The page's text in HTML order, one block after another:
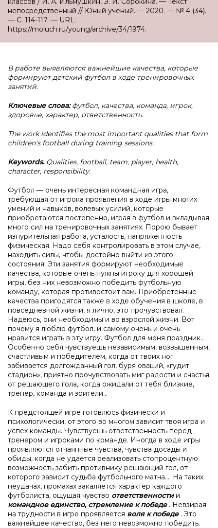
непосредственный // Юный ученый. — 2020. — № 4 (34).
— С. 114-117. — URL:
https://moluch.ru/young/archive/34/1974.
В работе выявляются важнейшие качества, которые
формируют детский футбол в ходе тренировочных
занятий.
Ключевые слова:футбол, качества, команда, игрок,
здоровье, характер, ответственность.
The work identifies the most important qualities that form
children's football during training sessions.
Keywords. Qualities, football, team, player, health,
character, responsibility.
Футбол — очень интересная командная игра,
требующая от игрока проявления в ходе игры многих
умений и навыков, волевых усилий, которые
приобретаются постепенно, играя в футбол и вкладывая
много сил на тренировочных занятиях. Порою бывает
изнурительная работа, усталость, напряженность
физическая. Надо себя контролировать в этом случае,
находить силы, чтобы достойно выйти из этого
состояния. Эти занятия формируют необходимые
качества, которые очень нужны игроку для хорошей
игры, без них невозможно победить футбольную
команду, которая противостоит вам. Приобретенные
качества пригодятся также в ходе обучения в школе, в
повседневной жизни, я лично, это прочувствовал.
Надеюсь, они необходимы и во взрослой жизни. Вот
почему я люблю футбол, и самому очень и очень
нравится играть в эту игру. Футбол для меня праздник…
Особенно себя чувствуешь независимым, возвышенным,
счастливым и победителем, когда от твоих ног
забивается долгожданный гол, буря оваций, «гудит
стадион», приятно прочувствовать миг радости и счастья
от решающего гола, когда ожидали от тебя близкие,
тренер, команда и зрители…
К предстоящей игре готовлюсь физически и
психологически, от этого во многом зависит твоя игра и
успех команды. Чувствуешь ответственность перед
тренером и игроками по команде. Иногда в ходе игры
проявляются отчаянные чувства, чувства досады и
обиды, когда не удается реализовать стопроцентную
возможность забить противнику решающий гол, от
которого зависит судьба футбольного матча…. На таких
неудачах, промахах закаляется характер каждого
футболиста, ощущая чувство ответственностии
командное единство, стремление кпобеде . Невзирая
на трудности в игре проявляется воля кпобеде . Это
важнейшее качество, без него невозможно победить.